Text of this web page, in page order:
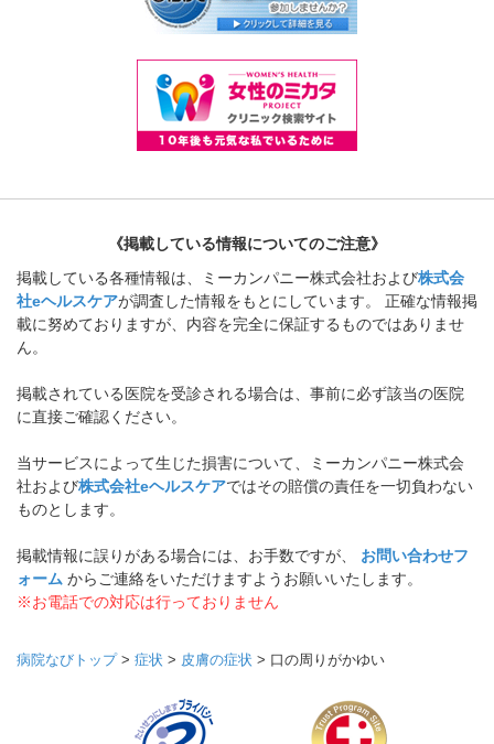
《掲載している情報についてのご注意》
掲載している各種情報は、ミーカンパニー株式会社および株式会
社eヘルスケアが調査した情報をもとにしています。 正確な情報掲
載に努めておりますが、内容を完全に保証するものではありませ
ん。
掲載されている医院を受診される場合は、事前に必ず該当の医院
に直接ご確認ください。
当サービスによって生じた損害について、ミーカンパニー株式会
社および株式会社eヘルスケアではその賠償の責任を一切負わない
ものとします。
掲載情報に誤りがある場合には、お手数ですが、 お問い合わせフ
ォーム からご連絡をいただけますようお願いいたします。
※お電話での対応は行っておりません
病院なびトップ> 症状 > 皮膚の症状 > 口の周りがかゆい